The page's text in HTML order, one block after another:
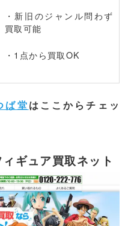
・新旧のジャンル問わず
買取可能
・1点から買取OK
ば堂はここからチェッ
ギュア買取ネット